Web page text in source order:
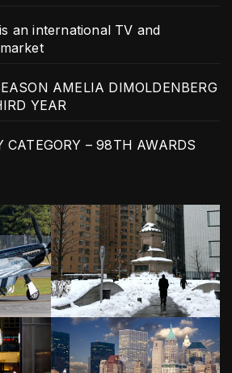
an international TV and
AMELIA DIMOLDENBERG
YEAR
– 98TH AWARDS